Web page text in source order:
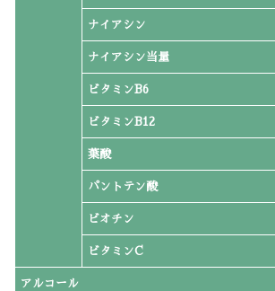
ナイアシン
ナイアシン当量
ビタミンB6
ビタミンB12
葉酸
パントテン酸
ビオチン
ビタミンC
アルコール